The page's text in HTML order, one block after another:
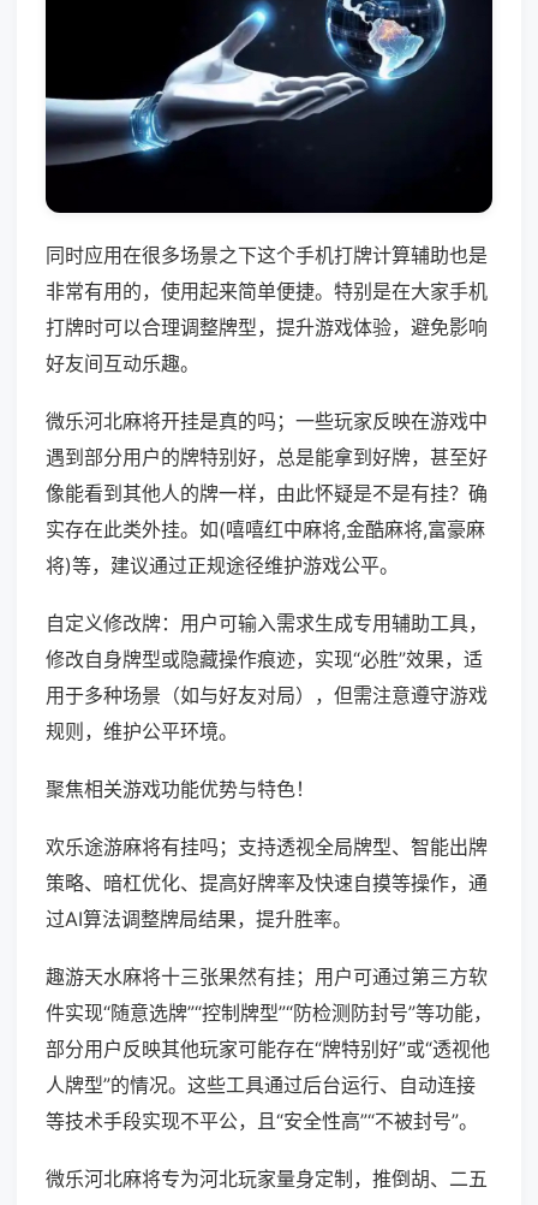
同时应用在很多场景之下这个手机打牌计算辅助也是
非常有用的，使用起来简单便捷。特别是在大家手机
打牌时可以合理调整牌型，提升游戏体验，避免影响
好友间互动乐趣。
微乐河北麻将开挂是真的吗；一些玩家反映在游戏中
遇到部分用户的牌特别好，总是能拿到好牌，甚至好
像能看到其他人的牌一样，由此怀疑是不是有挂？确
实存在此类外挂。如(嘻嘻红中麻将,金酷麻将,富豪麻
将)等，建议通过正规途径维护游戏公平。
自定义修改牌：用户可输入需求生成专用辅助工具，
修改自身牌型或隐藏操作痕迹，实现“必胜”效果，适
用于多种场景（如与好友对局），但需注意遵守游戏
规则，维护公平环境。
聚焦相关游戏功能优势与特色！
欢乐途游麻将有挂吗；支持透视全局牌型、智能出牌
策略、暗杠优化、提高好牌率及快速自摸等操作，通
过AI算法调整牌局结果，提升胜率。
趣游天水麻将十三张果然有挂；用户可通过第三方软
件实现“随意选牌”“控制牌型”“防检测防封号”等功能，
部分用户反映其他玩家可能存在“牌特别好”或“透视他
人牌型”的情况。这些工具通过后台运行、自动连接
等技术手段实现不平公，且“安全性高”“不被封号”。
微乐河北麻将专为河北玩家量身定制，推倒胡、二五